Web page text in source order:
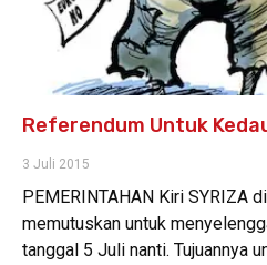
Referendum Untuk
3 Juli 2015
PEMERINTAHAN Kiri SYRIZA
memutuskan untuk
tanggal 5 Juli nanti. Tujuannya